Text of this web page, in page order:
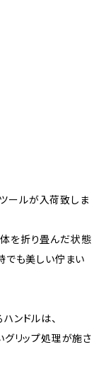
ールが入荷致しま
体を折り畳んだ状態
でも美しい佇まい
ンドルは、
グリップ処理が施さ